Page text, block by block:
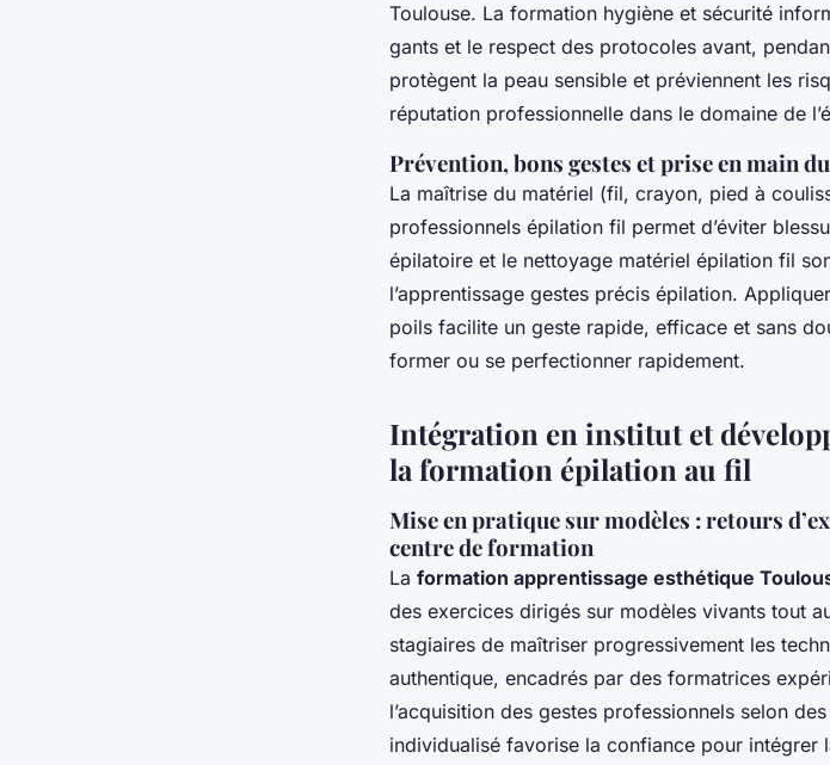
Toulouse. La formation hygiène et sécurité
gants et le respect des protocoles avant,
protègent la peau sensible et préviennent les
réputation professionnelle dans le domaine de
Prévention, bons gestes et prise en main
La maîtrise du matériel (fil, crayon, pied à
professionnels épilation fil permet d’éviter
épilatoire et le nettoyage matériel épilation fil
l’apprentissage gestes précis épilation.
poils facilite un geste rapide, efficace et sans
former ou se perfectionner rapidement.
Intégration en institut et
la formation épilation au fil
Mise en pratique sur modèles : retours
centre de formation
La formation apprentissage esthétique
des exercices dirigés sur modèles vivants tout
stagiaires de maîtriser progressivement les
authentique, encadrés par des formatrices
l’acquisition des gestes professionnels selon
individualisé favorise la confiance pour intégrer